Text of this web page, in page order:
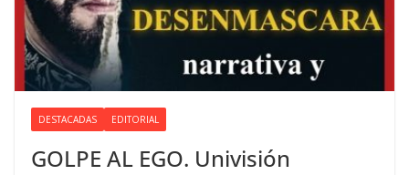
DESTACADAS EDITORIAL
GOLPE AL EGO. Univisión